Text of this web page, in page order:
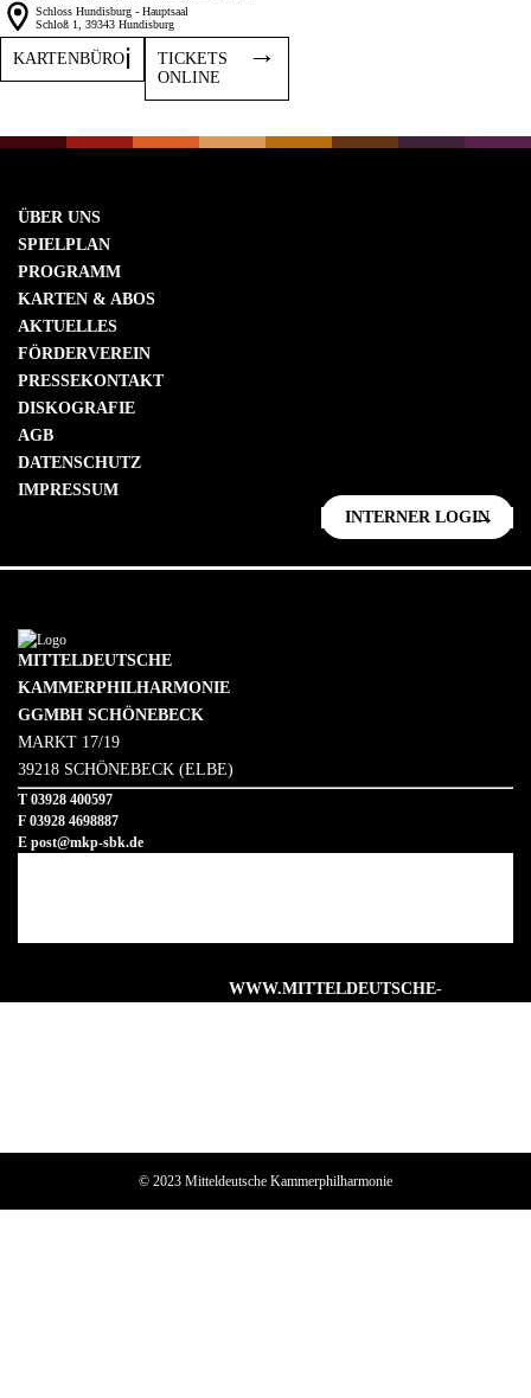
Schloss Hundisburg - Hauptsaal
Schloß 1, 39343 Hundisburg
KARTENBÜRO
TICKETS
ONLINE
ÜBER UNS
SPIELPLAN
PROGRAMM
KARTEN & ABOS
AKTUELLES
FÖRDERVEREIN
PRESSEKONTAKT
DISKOGRAFIE
AGB
DATENSCHUTZ
IMPRESSUM
INTERNER LOGIN
MITTELDEUTSCHE
KAMMERPHILHARMONIE
GGMBH SCHÖNEBECK
MARKT 17/19
39218 SCHÖNEBECK (ELBE)
T 03928 400597
F 03928 4698887
E post@mkp-sbk.de
WWW.MITTELDEUTSCHE-
© 2023 Mitteldeutsche Kammerphilharmonie